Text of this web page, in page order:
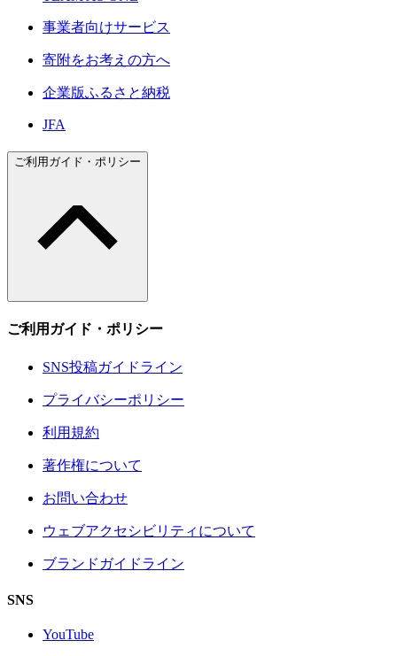
事業者向けサービス
寄附をお考えの方へ
企業版ふるさと納税
JFA
ご利用ガイド・ポリシー
ご利用ガイド・ポリシー
SNS投稿ガイドライン
プライバシーポリシー
利用規約
著作権について
お問い合わせ
ウェブアクセシビリティについて
ブランドガイドライン
SNS
YouTube